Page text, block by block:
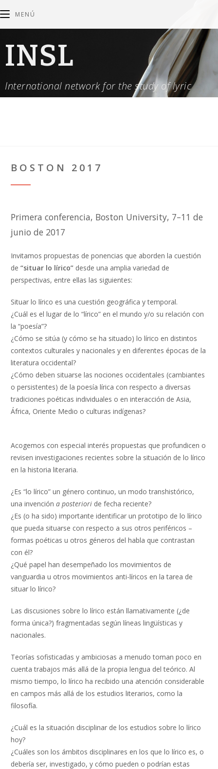
MENÚ
INSL
International network for the study of lyric
BOSTON 2017
Primera conferencia, Boston University, 7–11 de
junio de 2017
Invitamos propuestas de ponencias que aborden la cuestión
de“situar lo lírico” desde una amplia variedad de
perspectivas, entre ellas las siguientes:
Situar lo lírico es una cuestión geográfica y temporal.
¿Cuál es el lugar de lo “lírico” en el mundo y/o su relación con
la “poesía”?
¿Cómo se sitúa (y cómo se ha situado) lo lírico en distintos
contextos culturales y nacionales y en diferentes épocas de la
literatura occidental?
¿Cómo deben situarse las nociones occidentales (cambiantes
o persistentes) de la poesía lírica con respecto a diversas
tradiciones poéticas individuales o en interacción de Asia,
África, Oriente Medio o culturas indígenas?
Acogemos con especial interés propuestas que profundicen o
revisen investigaciones recientes sobre la situación de lo lírico
en la historia literaria.
¿Es “lo lírico” un género continuo, un modo transhistórico,
una invencióna posteriori de fecha reciente?
¿Es (o ha sido) importante identificar un prototipo de lo lírico
que pueda situarse con respecto a sus otros periféricos –
formas poéticas u otros géneros del habla que contrastan
con él?
¿Qué papel han desempeñado los movimientos de
vanguardia u otros movimientos anti-líricos en la tarea de
situar lo lírico?
Las discusiones sobre lo lírico están llamativamente (¿de
forma única?) fragmentadas según líneas lingüísticas y
nacionales.
Teorías sofisticadas y ambiciosas a menudo toman poco en
cuenta trabajos más allá de la propia lengua del teórico. Al
mismo tiempo, lo lírico ha recibido una atención considerable
en campos más allá de los estudios literarios, como la
filosofía.
¿Cuál es la situación disciplinar de los estudios sobre lo lírico
hoy?
¿Cuáles son los ámbitos disciplinares en los que lo lírico es, o
debería ser, investigado, y cómo pueden o podrían estas